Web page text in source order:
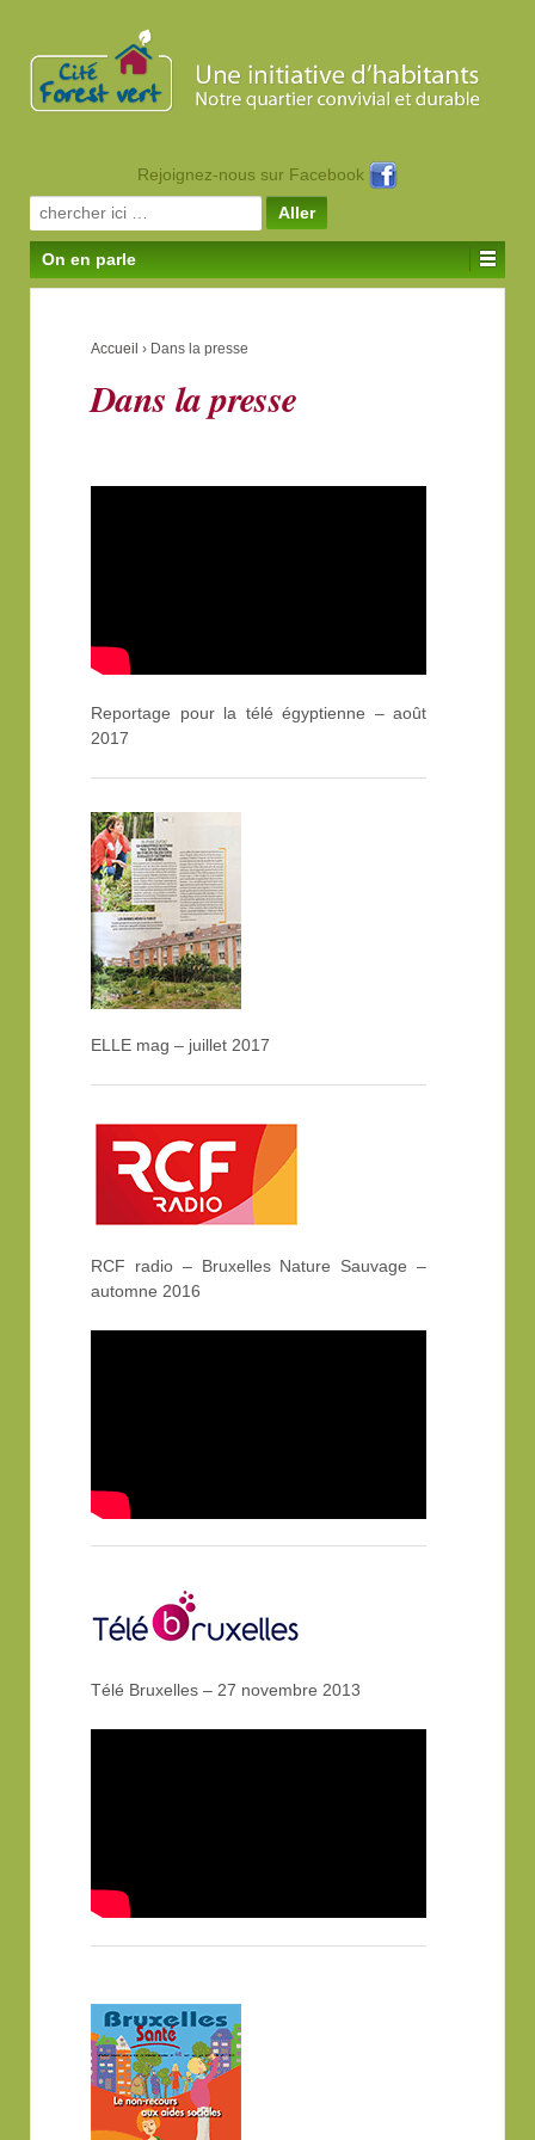
Rejoignez-nous sur Facebook
Search for:
On en parle
Accueil › Dans la presse
Dans la presse
Reportage pour la télé égyptienne – août
2017
ELLE mag – juillet 2017
RCF radio – Bruxelles Nature Sauvage –
automne 2016
Télé Bruxelles – 27 novembre 2013